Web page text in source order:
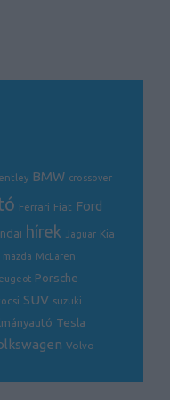
BMW crossover
Ferrari Fiat Ford
hírek Jaguar Kia
mazda McLaren
Porsche
SUV suzuki
Tesla
Volvo